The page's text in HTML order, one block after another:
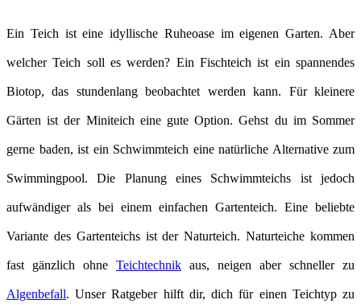
Ein Teich ist eine idyllische Ruheoase im eigenen Garten. Aber
welcher Teich soll es werden? Ein Fischteich ist ein spannendes
Biotop, das stundenlang beobachtet werden kann. Für kleinere
Gärten ist der Miniteich eine gute Option. Gehst du im Sommer
gerne baden, ist ein Schwimmteich eine natürliche Alternative zum
Swimmingpool. Die Planung eines Schwimmteichs ist jedoch
aufwändiger als bei einem einfachen Gartenteich. Eine beliebte
Variante des Gartenteichs ist der Naturteich. Naturteiche kommen
fast gänzlich ohne Teichtechnik aus, neigen aber schneller zu
Algenbefall. Unser Ratgeber hilft dir, dich für einen Teichtyp zu